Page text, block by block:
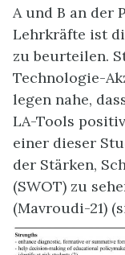
A und B an der
Lehrkräfte ist
zu beurteilen.
Technologie-
legen nahe,
LA-Tools
einer dieser
der Stärken,
(SWOT) zu
(Mavroudi-21)